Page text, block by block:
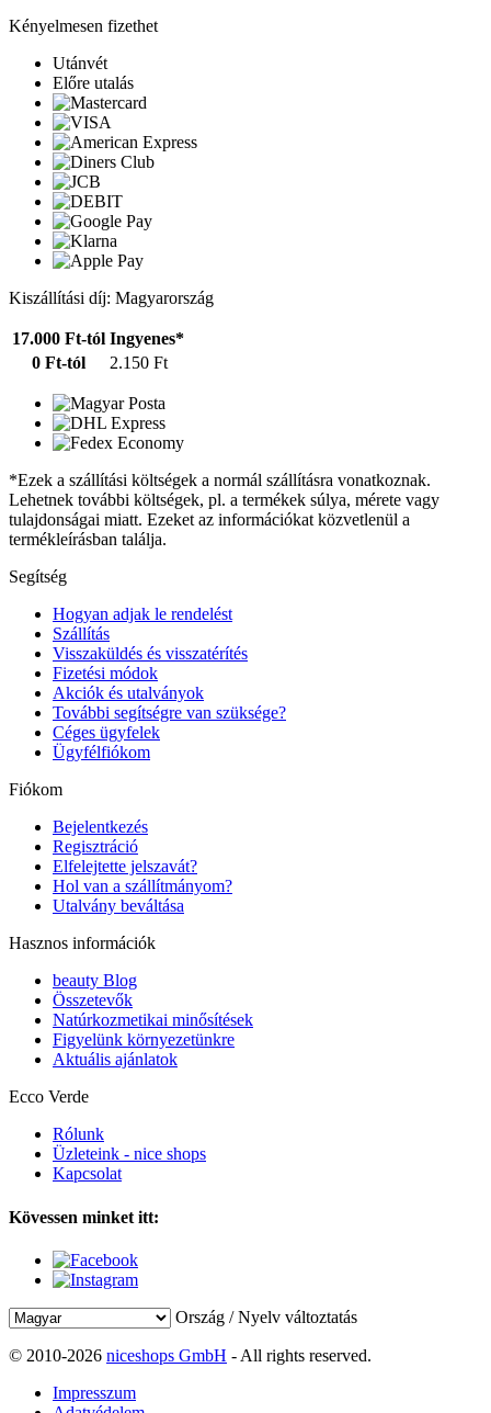
Kényelmesen fizethet
Utánvét
Előre utalás
Kiszállítási díj: Magyarország
17.000 Ft-tól Ingyenes*
0 Ft-tól
2.150 Ft
*Ezek a szállítási költségek a normál szállításra vonatkoznak.
Lehetnek további költségek, pl. a termékek súlya, mérete vagy
tulajdonságai miatt. Ezeket az információkat közvetlenül a
termékleírásban találja.
Segítség
Hogyan adjak le rendelést
Szállítás
Visszaküldés és visszatérítés
Fizetési módok
Akciók és utalványok
További segítségre van szüksége?
Céges ügyfelek
Ügyfélfiókom
Fiókom
Bejelentkezés
Regisztráció
Elfelejtette jelszavát?
Hol van a szállítmányom?
Utalvány beváltása
Hasznos információk
beauty Blog
Összetevők
Natúrkozmetikai minősítések
Figyelünk környezetünkre
Aktuális ajánlatok
Ecco Verde
Rólunk
Üzleteink - nice shops
Kapcsolat
Kövessen minket itt:
Ország / Nyelv változtatás
© 2010-2026 niceshops GmbH - All rights reserved.
Impresszum